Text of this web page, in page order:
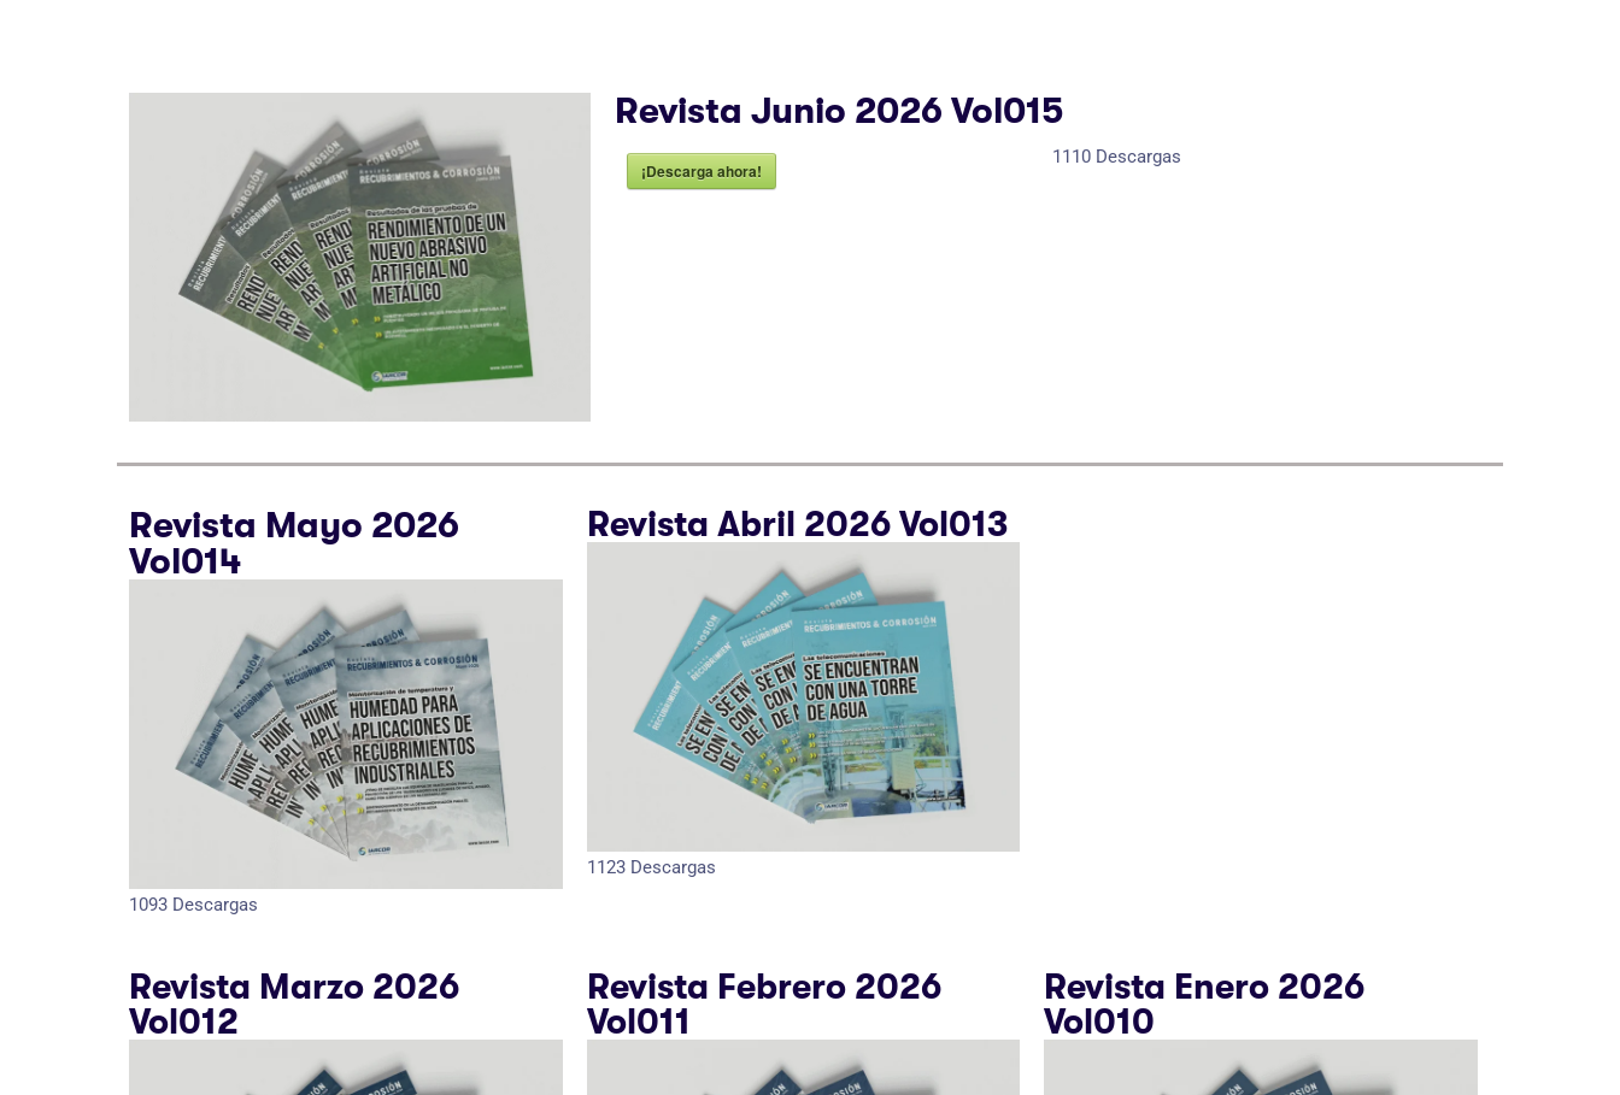
Revista Junio 2026 Vol015
¡Descarga ahora!
1110 Descargas
Revista Mayo 2026
Vol014
1093 Descargas
Revista Abril 2026 Vol013
1123Descargas
Revista Marzo 2026
Vol012
Revista Febrero 2026
Vol011
Revista Enero 2026
Vol010